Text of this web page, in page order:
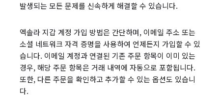
발생되는 모든 문제를 신속하게 해결할 수 있습니다.
엑솔라 지갑 계정 가입 방법은 간단하며, 이메일 주소 또는
소셜 네트워크 자격 증명을 사용하여 언제든지 가입할 수 있
습니다. 이메일 계정과 연결된 기존 주문 항목이 이미 있는
경우, 해당 주문 항목은 거래 내역에 자동으로 포함됩니다.
또한, 다른 주문을 확인하고 추가할 수 있는 옵션도 있습니
다.